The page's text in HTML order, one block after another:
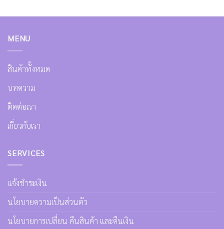
MENU
สินค้าทั้งหมด
บทความ
ติดต่อเรา
เกี่ยวกับเรา
SERVICES
แจ้งชำระเงิน
นโยบายความเป็นส่วนตัว
นโยบายการเปลี่ยน คืนสินค้า และคืนเงิน